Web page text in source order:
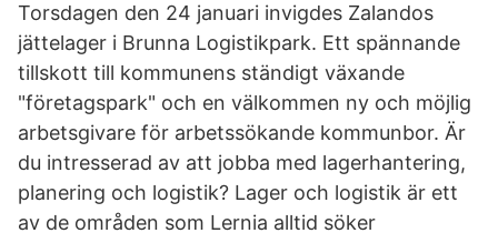
Torsdagen den 24 januari invigdes Zalandos
jättelager i Brunna Logistikpark. Ett spännande
tillskott till kommunens ständigt växande
"företagspark" och en välkommen ny och möjlig
arbetsgivare för arbetssökande kommunbor. Är
du intresserad av att jobba med lagerhantering,
planering och logistik? Lager och logistik är ett
av de områden som Lernia alltid söker